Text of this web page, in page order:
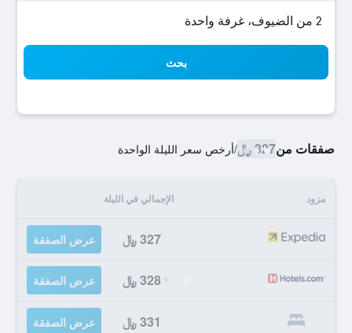
2 من الضيوف، غرفة واحدة
بحث
صفقات من327 ﷼ /أرخص سعر الليلة الواحدة
مزود الإجمالي في الليلة
327 ﷼ عرض الصفقة
328 ﷼ عرض الصفقة
331 ﷼ عرض الصفقة